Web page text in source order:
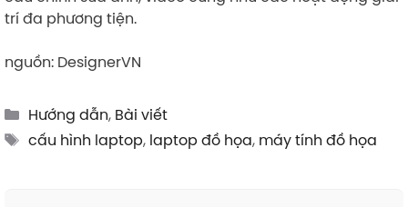
trí đa phương tiện.
nguồn: DesignerVN
Categories
Hướng dẫn, Bài viết
Tags
cấu hình laptop, laptop đồ họa, máy tính đồ họa